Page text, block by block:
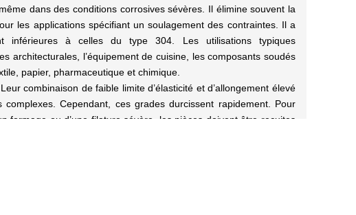
dans des conditions corrosives sévères. Il élimine souvent la
les applications spécifiant un soulagement des contraintes. Il a
inférieures à celles du type 304. Les utilisations typiques
architecturales, l’équipement de cuisine, les composants soudés
papier, pharmaceutique et chimique.
combinaison de faible limite d’élasticité et d’allongement élevé
Cependant, ces grades durcissent rapidement. Pour
formage ou d’une filature sévère, les pièces doivent être recuites
Nous vendons différents types et normes de produits en acier